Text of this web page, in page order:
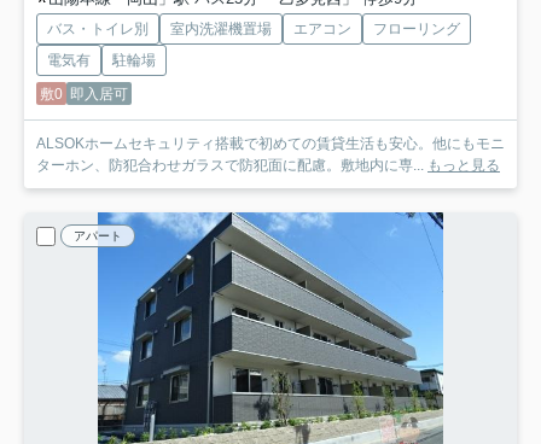
バス・トイレ別 室内洗濯機置場 エアコン
フローリング
電気有
駐輪場
敷0 即入居可
ALSOKホームセキュリティ搭載で初めての賃貸生活も安心。他にもモニ
ターホン、防犯合わせガラスで防犯面に配慮。敷地内に専...
もっと見る
アパート